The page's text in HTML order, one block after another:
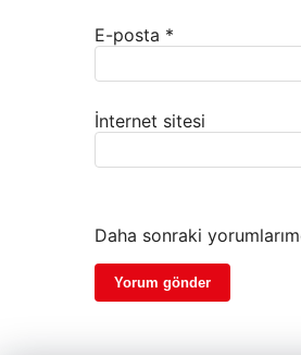
E-posta *
İnternet sitesi
Daha sonraki